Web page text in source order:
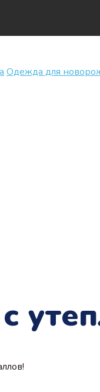
Одежда для